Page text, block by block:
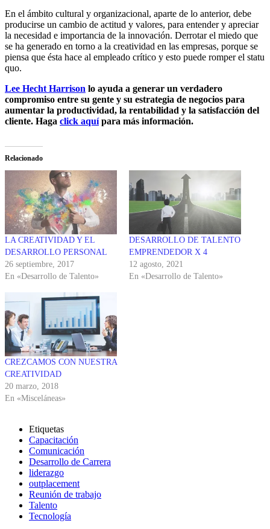
En el ámbito cultural y organizacional, aparte de lo anterior, debe
producirse un cambio de actitud y valores, para entender y apreciar
la necesidad e importancia de la innovación. Derrotar el miedo que
se ha generado en torno a la creatividad en las empresas, porque se
piensa que ésta hace al empleado crítico y esto puede romper el statu
quo.
Lee Hecht Harrison lo ayuda a generar un verdadero
compromiso entre su gente y su estrategia de negocios para
aumentar la productividad, la rentabilidad y la satisfacción del
cliente. Haga click aquípara más información.
Relacionado
LA CREATIVIDAD Y EL
DESARROLLO PERSONAL
26 septiembre, 2017
En «Desarrollo de Talento»
DESARROLLO DE TALENTO
EMPRENDEDOR X 4
12 agosto, 2021
En «Desarrollo de Talento»
CREZCAMOS CON NUESTRA
CREATIVIDAD
20 marzo, 2018
En «Misceláneas»
Etiquetas
Capacitación
Comunicación
Desarrollo de Carrera
liderazgo
outplacement
Reunión de trabajo
Talento
Tecnología